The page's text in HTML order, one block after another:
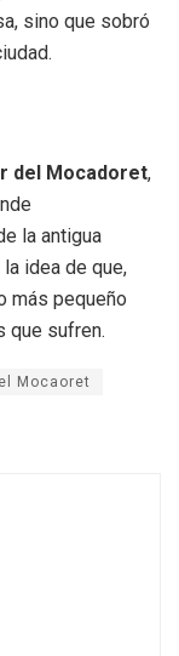
sino que sobró
del Mocadoret,
la antigua
idea de que,
más pequeño
que sufren.
Mocaoret